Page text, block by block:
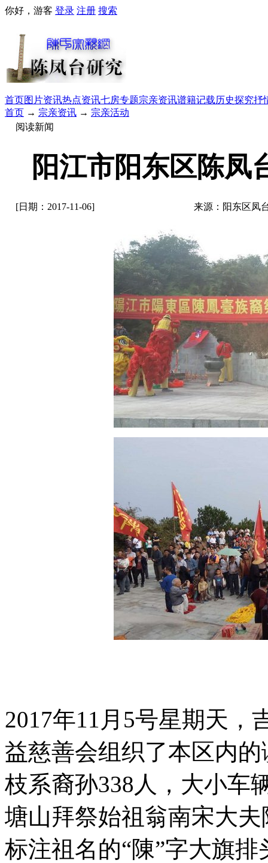
你好，游客 登录 注册 搜索
首页图片资讯热点资讯七房专题宗亲资讯谱籍记载历史探究抒
首页 → 宗亲资讯 → 宗亲活动
阅读新闻
阳江市阳东区陈凤
[日期：2017-11-06] 来源：阳东区凤
2017年11月5号星期天，
益慈善会组织了本区内
枝系裔孙338人，大小车
塘山拜祭始祖翁南宋大
标注祖名的“陳”字大旗